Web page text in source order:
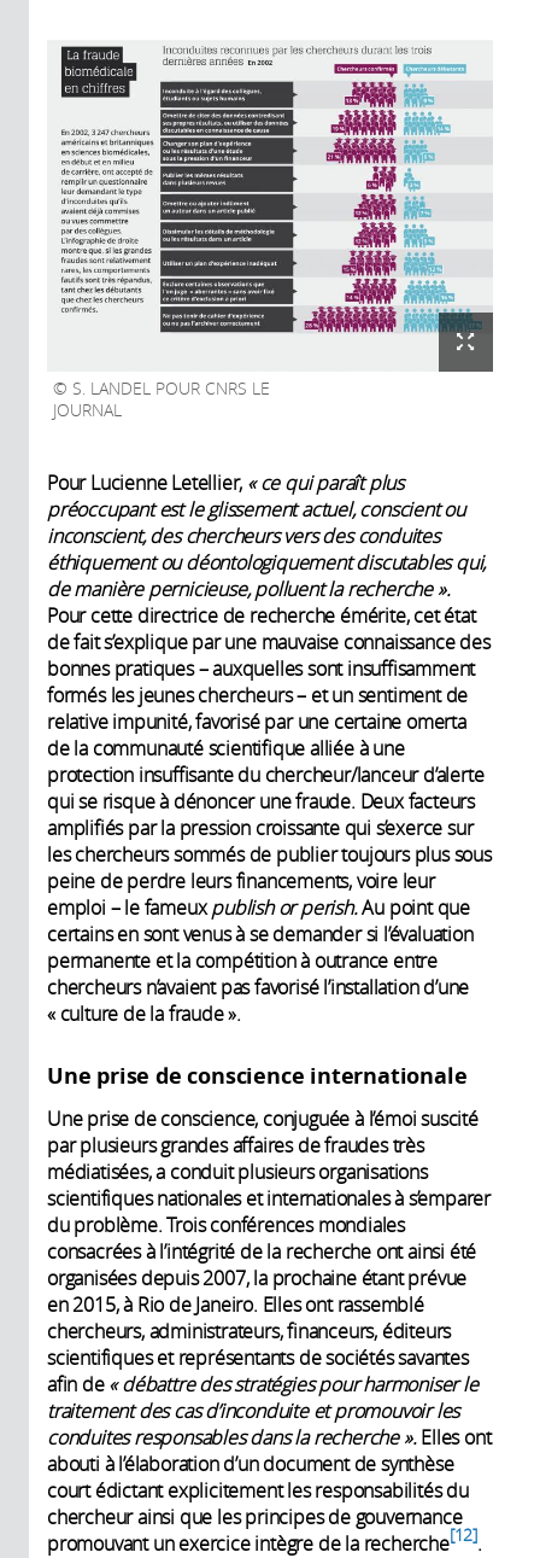
S. LANDEL POUR CNRS LE
JOURNAL
Pour Lucienne Letellier, « ce qui paraît plus
préoccupant est le glissement actuel, conscient ou
inconscient, des chercheurs vers des conduites
éthiquement ou déontologiquement discutables qui,
de manière pernicieuse, polluent la recher­che ».
Pour cette directrice de recherche émérite, cet état
de fait s’explique par une mauvaise connaissance des
bonnes pratiques – auxquelles sont insuffisamment
formés les jeunes chercheurs – et un sentiment de
relative impunité, favorisé par une certaine omerta
de la communauté scientifique alliée à une
protection insuffisante du chercheur/lanceur d’alerte
qui se risque à dénoncer une fraude. Deux facteurs
amplifiés par la pression croissante qui s’exerce sur
les chercheurs sommés de publier toujours plus sous
peine de perdre leurs financements, voire leur
emploi – le fameuxpublish or perish.Au point que
certains en sont venus à se demander si l’évaluation
permanente et la compétition à outrance entre
chercheurs n’avaient pas favorisé l’installation d’une
« culture de la fraude ».
Une prise de conscience internationale
Une prise de conscience, conjuguée à l’émoi suscité
par plusieurs grandes affaires de fraudes très
médiatisées, a conduit plusieurs organisations
scientifiques nationales et internationales à s’emparer
du problème. Trois conférences mondiales
consacrées à l’intégrité de la recherche ont ainsi été
organisées depuis 2007, la prochaine étant prévue
en 2015, à Rio de Janeiro. Elles ont rassemblé
chercheurs, administrateurs, financeurs, éditeurs
scientifiques et repré­sentants de sociétés savantes
afin de« débattre des stratégies pour harmoniser le
traitement des cas d’inconduite et promouvoir les
conduites responsables dans la recherche ».Elles ont
abouti à l’élaboration d’un document de synthèse
court édictant explicitement les responsabilités du
chercheur ainsi que les principes de gouvernance
promouvant un exercice intègre de la recher­che 12 .